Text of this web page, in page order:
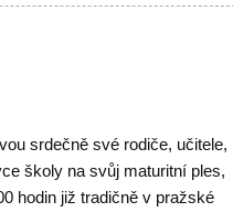
srdečně své rodiče, učitele,
školy na svůj maturitní ples,
hodin již tradičně v pražské